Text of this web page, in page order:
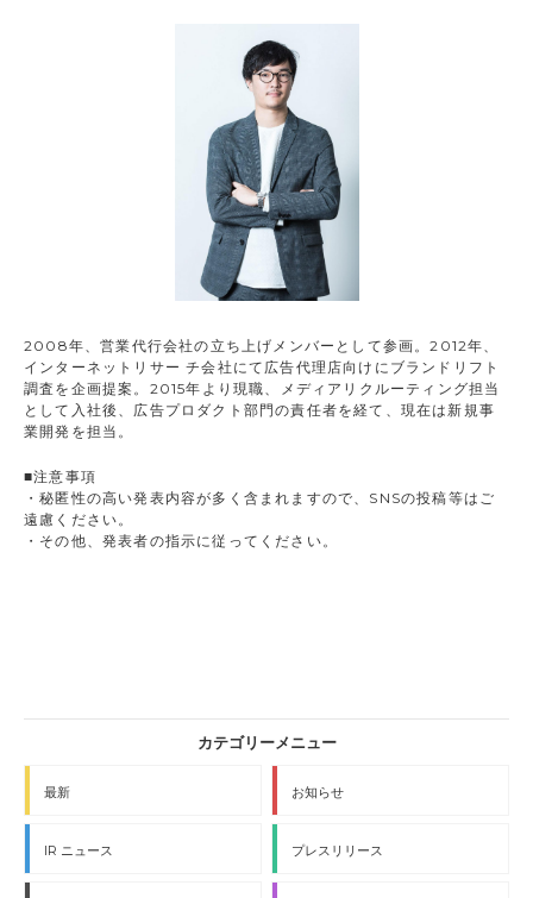
2008年、営業代行会社の立ち上げメンバーとして参画。2012年、
インターネットリサー チ会社にて広告代理店向けにブランドリフト
調査を企画提案。2015年より現職、メディアリクルーティング担当
として入社後、広告プロダクト部門の責任者を経て、現在は新規事
業開発を担当。
■注意事項
・秘匿性の高い発表内容が多く含まれますので、SNSの投稿等はご
遠慮ください。
・その他、発表者の指示に従ってください。
最新 お知らせ
IR ニュース プレスリリース